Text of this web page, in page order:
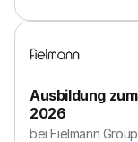
Ausbildung
2026
beiFielmann